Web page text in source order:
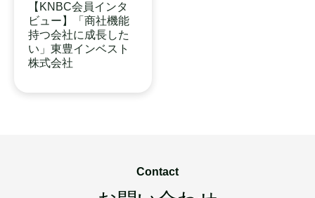
【KNBC会員インタ
ビュー】「商社機能
持つ会社に成長した
い」東豊インベスト
株式会社
Contact